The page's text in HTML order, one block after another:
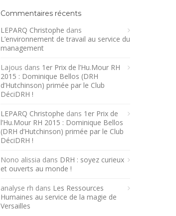
Commentaires récents
LEPARQ Christophe dans
L’environnement de travail au service du
management
Lajous dans 1er Prix de l’Hu.Mour RH
2015 : Dominique Bellos (DRH
d’Hutchinson) primée par le Club
DéciDRH !
LEPARQ Christophe dans 1er Prix de
l’Hu.Mour RH 2015 : Dominique Bellos
(DRH d’Hutchinson) primée par le Club
DéciDRH !
Nono alissia dans DRH : soyez curieux
et ouverts au monde !
analyse rh dans Les Ressources
Humaines au service de la magie de
Versailles